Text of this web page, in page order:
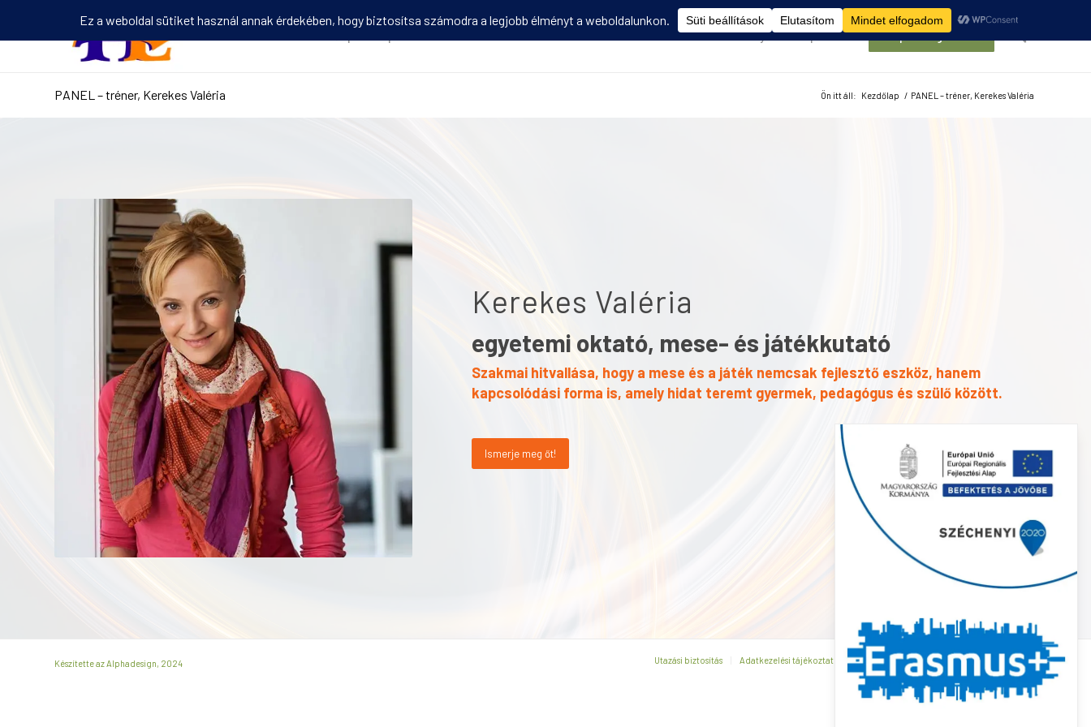
Disszemináció Vélemények Kapcsolat Belépés/Regisztráció
PANEL – tréner, Kerekes Valéria Ön itt áll: Kezdőlap / PANEL – tréner, Kerekes Valéria
Kerekes Valéria
egyetemi oktató, mese- és játékkutató
Szakmai hitvallása, hogy a mese és a játék nemcsak fejlesztő eszköz, hanem
kapcsolódási forma is, amely hidat teremt gyermek, pedagógus és szülő között.
Ismerje meg őt!
Készítette az Alphadesign, 2024 Utazási biztosítás Adatkezelési tájékoztató Általános Szerződési Feltételek Kapcsolat